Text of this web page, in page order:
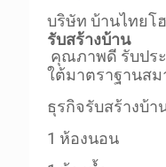
บริษัท บ้านไทยโ
รับสร้างบ้าน
คุณภาพดี รับปร
ใต้มาตราฐานสม
ธุรกิจรับสร้างบ้า
1 ห้องนอน